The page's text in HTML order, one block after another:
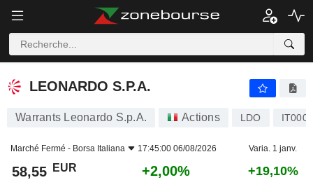
LEONARDO S.P.A.
LEONARDO S.P.A.
Warrants Leonardo S.p.A. Actions LDO
Marché Fermé - Borsa Italiana 17:45:00 06/08/2026 Varia. 1 janv.
58,55 EUR +2,00% +19,10%